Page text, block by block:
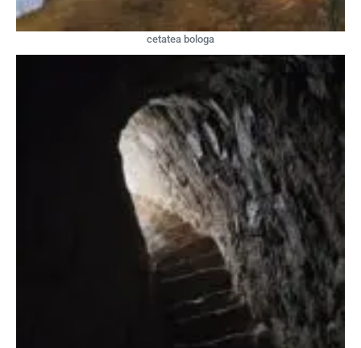
cetatea bologa